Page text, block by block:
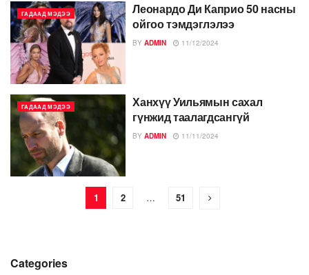
ГАДААД МЭДЭЭ
Леонардо Ди Каприо 50 насны
ойгоо тэмдэглэлээ
BY ADMIN 11/12/2024
ГАДААД МЭДЭЭ
Ханхүү Уильямын сахал
гүнжид таалагдсангүй
BY ADMIN 11/11/2024
1 2 … 51
Categories